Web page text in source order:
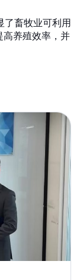
畜牧业可利用
高养殖效率，并